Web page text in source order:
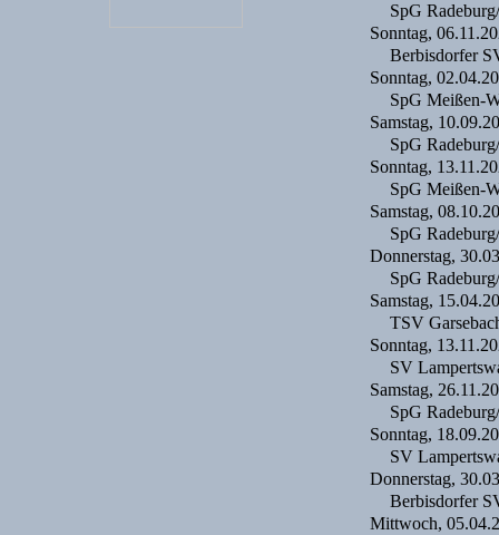
SpG
Sonntag,
Berbisdorfer
Sonntag,
SpG Meißen-
Samstag,
SpG
Sonntag,
SpG Meißen-
Samstag,
SpG
Donnerstag,
SpG
Samstag,
TSV
Sonntag,
SV
Samstag,
SpG
Sonntag,
SV
Donnerstag,
Berbisdorfer
Mittwoch,